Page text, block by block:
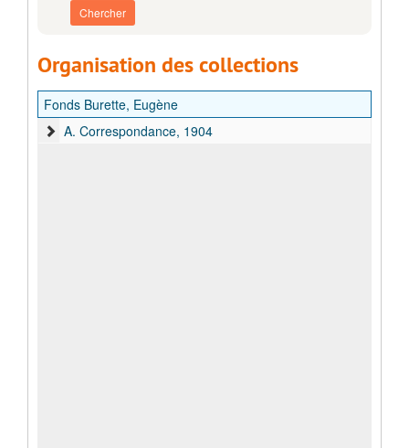
Organisation des collections
Fonds Burette, Eugène
A. Correspondance, 1904